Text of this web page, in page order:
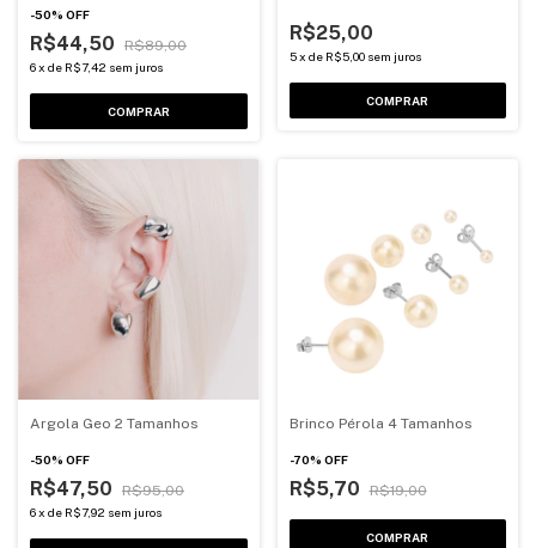
-50% OFF
R$44,50 R$89,00
6x de R$7,42 sem juros
COMPRAR
R$25,00
5 x de R$5,00 sem juros
COMPRAR
Argola Geo 2 Tamanhos
-50% OFF
R$47,50 R$95,00
6x de R$7,92 sem juros
Brinco Pérola 4 Tamanhos
-70% OFF
R$5,70 R$19,00
COMPRAR